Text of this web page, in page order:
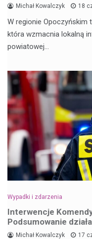
Michał Kowalczyk 18
W regionie Opoczyńskim
która wzmacnia lokalną
powiatowej…
Wypadki i zdarzenia
Interwencje
Podsumowanie
Michał Kowalczyk 17